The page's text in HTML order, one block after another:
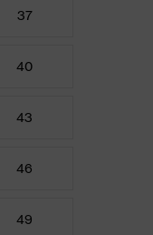
37
40
43
46
49